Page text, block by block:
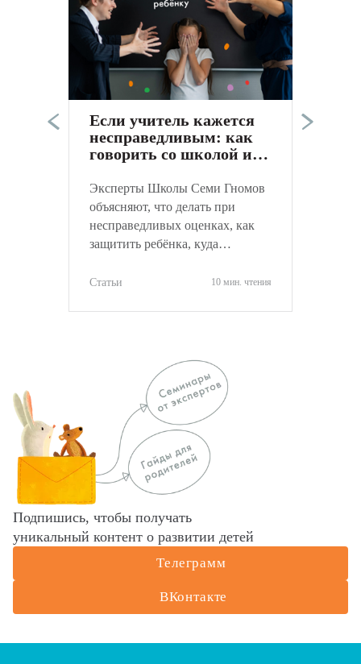
Если учитель кажется
несправедливым: как
говорить со школой и
Эксперты Школы Семи Гномов
объясняют, что делать при
несправедливых оценках, как
защитить ребёнка, куда
оценить ситуацию.
Статьи 10 мин. чтения
Подпишись, чтобы получать
уникальный контент о развитии детей
Телеграмм
ВКонтакте